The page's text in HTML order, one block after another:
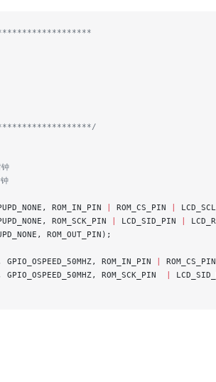
ROM_IN_PIN ROM_CS_PIN
ROM_SCK_PIN LCD_SID_PIN
ROM_OUT_PIN);
ROM_IN_PIN ROM_CS_PIN
ROM_SCK_PIN